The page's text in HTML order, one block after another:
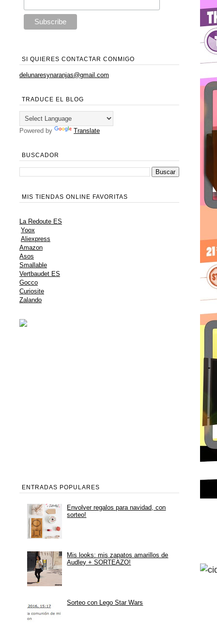
SI QUIERES CONTACTAR CONMIGO
delunaresynaranjas@gmail.com
TRADUCE EL BLOG
Powered by Translate
BUSCADOR
MIS TIENDAS ONLINE FAVORITAS
La Redoute ES
Yoox
Aliexpress
Amazon
Asos
Smallable
Vertbaudet ES
Gocco
Curiosite
Zalando
ENTRADAS POPULARES
Envolver regalos para navidad, con
sorteo!
Mis looks: mis zapatos amarillos de
Audley + SORTEAZO!
Sorteo con Lego Star Wars